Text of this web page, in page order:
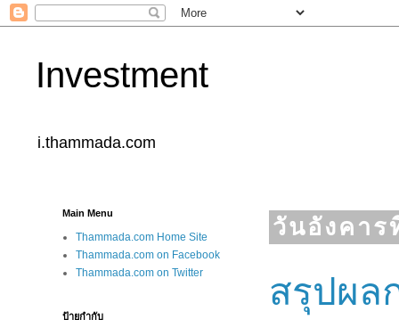
Investment
i.thammada.com
วันอังคา
สรุปผล
Main Menu
Thammada.com Home Site
Thammada.com on Facebook
Thammada.com on Twitter
ป้ายกำกับ